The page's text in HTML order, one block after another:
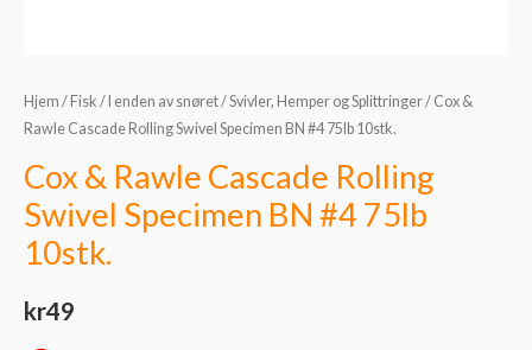
Hjem / Fisk / I enden av snøret/Svivler, Hemper og Splittringer/ Cox &
Rawle Cascade Rolling Swivel Specimen BN #4 75lb 10stk.
Cox & Rawle Cascade Rolling
Swivel Specimen BN #4 75lb
10stk.
kr49